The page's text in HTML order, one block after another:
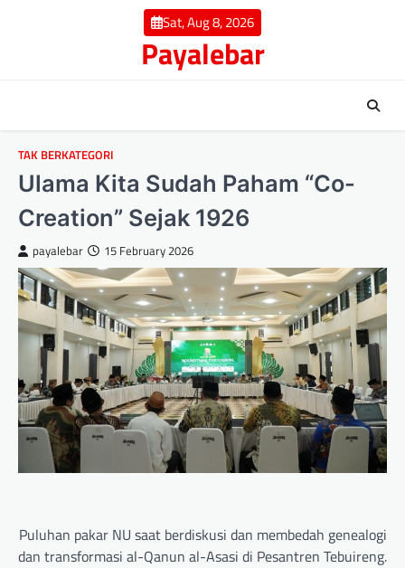
Sat, Aug 8, 2026
Payalebar
TAK BERKATEGORI
Ulama Kita Sudah Paham “Co-
Creation” Sejak 1926
payalebar 15 February 2026
Puluhan pakar NU saat berdiskusi dan membedah genealogi
dan transformasi al-Qanun al-Asasi di Pesantren Tebuireng.